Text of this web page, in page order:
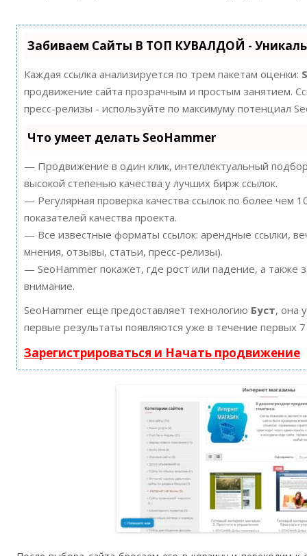
Забиваем Сайты В ТОП КУВАЛДОЙ -
Каждая ссылка анализируется по трем пакетам оценки:
продвижение сайта прозрачным и простым занятием.
пресс-релизы - используйте по максимуму потенциал
Что умеет делать SeoHammer
— Продвижение в один клик, интеллектуальный
высокой степенью качества у лучших бирж ссылок.
— Регулярная проверка качества ссылок по более чем
показателей качества проекта.
— Все известные форматы ссылок: арендные ссылки,
мнения, отзывы, статьи, пресс-релизы).
— SeoHammer покажет, где рост или падение, а также
внимание.
SeoHammer еще предоставляет технологию Буст, она
первые результаты появляются уже в течение первых
Зарегистрироваться и Начать продвижение